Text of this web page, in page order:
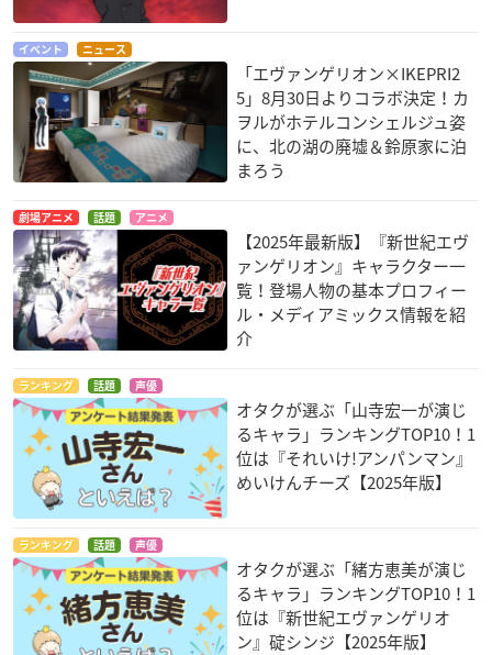
イベント ニュース
「エヴァンゲリオン×IKEPRI2
5」8月30日よりコラボ決定！カ
ヲルがホテルコンシェルジュ姿
に、北の湖の廃墟＆鈴原家に泊
まろう
劇場アニメ 話題 アニメ
【2025年最新版】『新世紀エヴ
ァンゲリオン』キャラクター一
覧！登場人物の基本プロフィー
ル・メディアミックス情報を紹
介
ランキング 話題 声優
オタクが選ぶ「山寺宏一が演じ
るキャラ」ランキングTOP10！1
位は『それいけ!アンパンマン』
めいけんチーズ【2025年版】
ランキング 話題 声優
オタクが選ぶ「緒方恵美が演じ
るキャラ」ランキングTOP10！1
位は『新世紀エヴァンゲリオ
ン』碇シンジ【2025年版】